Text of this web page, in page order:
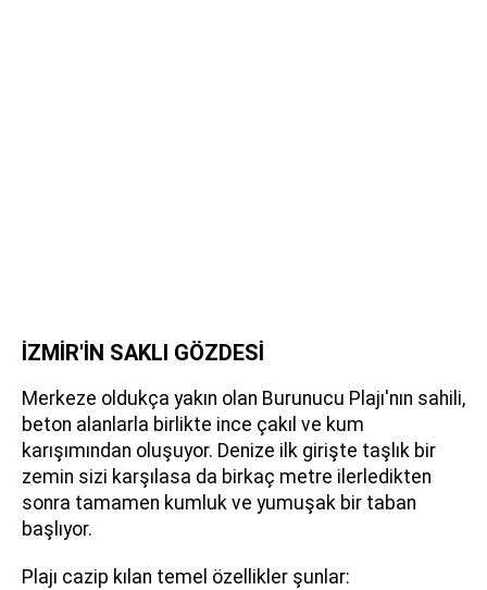
İZMİR'İN SAKLI GÖZDESİ
Merkeze oldukça yakın olan Burunucu Plajı'nın sahili,
beton alanlarla birlikte ince çakıl ve kum
karışımından oluşuyor. Denize ilk girişte taşlık bir
zemin sizi karşılasa da birkaç metre ilerledikten
sonra tamamen kumluk ve yumuşak bir taban
başlıyor.
Plajı cazip kılan temel özellikler şunlar: